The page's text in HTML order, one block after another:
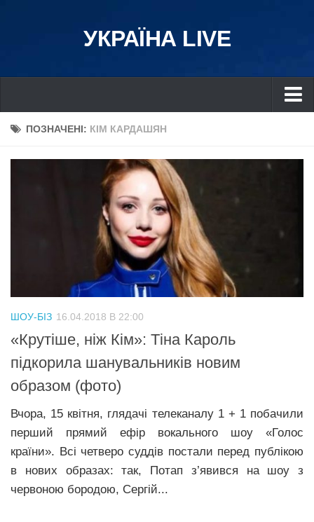
УКРАЇНА LIVE
Україна
Івано-Франківськ
Схід
Прикарпаття
Економіка
Політика
Світ
Цікаво
Технології
ПОЗНАЧЕНІ: КІМ КАРДАШЯН
ШОУ-БІЗ 16.04.2018 В 22:00
«Крутіше, ніж Кім»: Тіна Кароль
підкорила шанувальників новим
образом (фото)
Вчора, 15 квітня, глядачі телеканалу 1 + 1 побачили
перший прямий ефір вокального шоу «Голос
країни». Всі четверо суддів постали перед публікою
в нових образах: так, Потап з’явився на шоу з
червоною бородою, Сергій...